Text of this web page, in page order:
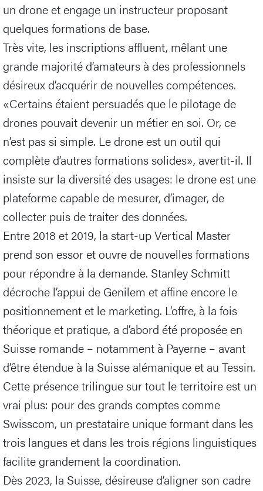
un drone et engage un instructeur proposant
quelques formations de base.
Très vite, les inscriptions affluent, mêlant une
grande majorité d’amateurs à des professionnels
désireux d’acquérir de nouvelles compétences.
«Certains étaient persuadés que le pilotage de
drones pouvait devenir un métier en soi. Or, ce
n’est pas si simple. Le drone est un outil qui
complète d’autres formations solides», avertit-il. Il
insiste sur la diversité des usages: le drone est une
plateforme capable de mesurer, d’imager, de
collecter puis de traiter des données.
Entre 2018 et 2019, la start-up Vertical Master
prend son essor et ouvre de nouvelles formations
pour répondre à la demande. Stanley Schmitt
décroche l’appui de Genilem et affine encore le
positionnement et le marketing. L’offre, à la fois
théorique et pratique, a d’abord été proposée en
Suisse romande – notamment à Payerne – avant
d’être étendue à la Suisse alémanique et au Tessin.
Cette présence trilingue sur tout le territoire est un
vrai plus: pour des grands comptes comme
Swisscom, un prestataire unique formant dans les
trois langues et dans les trois régions linguistiques
facilite grandement la coordination.
Dès 2023, la Suisse, désireuse d’aligner son cadre